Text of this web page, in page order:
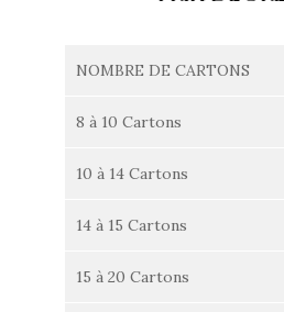
NOMBRE DE CARTONS
8 à 10 Cartons
10 à 14 Cartons
14 à 15 Cartons
15 à 20 Cartons